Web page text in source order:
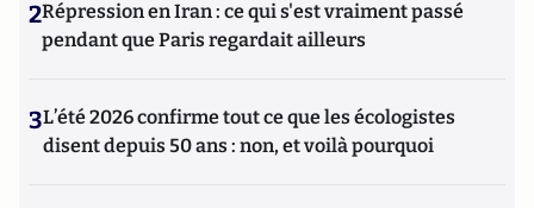
2Répression en Iran : ce qui s'est vraiment passé
pendant que Paris regardait ailleurs
3L’été 2026 confirme tout ce que les écologistes
disent depuis 50 ans : non, et voilà pourquoi